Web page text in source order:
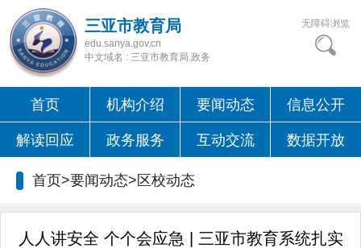
三亚市教育局
edu.sanya.gov.cn
中文域名 : 三亚市教育局.政务
无障碍浏览
首页 机构介绍 要闻动态 信息公开
解读回应 政务服务 互动交流 数据开放
首页>要闻动态>区校动态
人人讲安全 个个会应急 | 三亚市教育系统扎实